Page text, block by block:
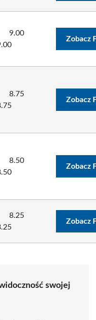
9.00
Zobacz
8.75
Zobacz
8.50
Zobacz
8.25
Zobacz
swojej